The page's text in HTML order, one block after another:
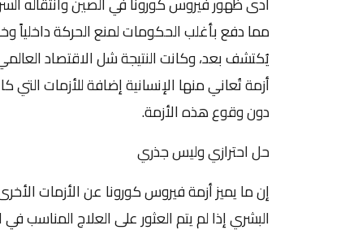
مما دفع بأغلب الحكومات لمنع الحركة داخلياً
يُكتشف بعد، وكانت النتيجة شل الاقتصاد
أزمة تُعاني منها الإنسانية إضافة للأزمات التي
دون وقوع هذه الأزمة.
حل احترازي وليس جذري
إن ما يميز أزمة فيروس كورونا عن الأزمات
البشري إذا لم يتم العثور على العلاج المناسب